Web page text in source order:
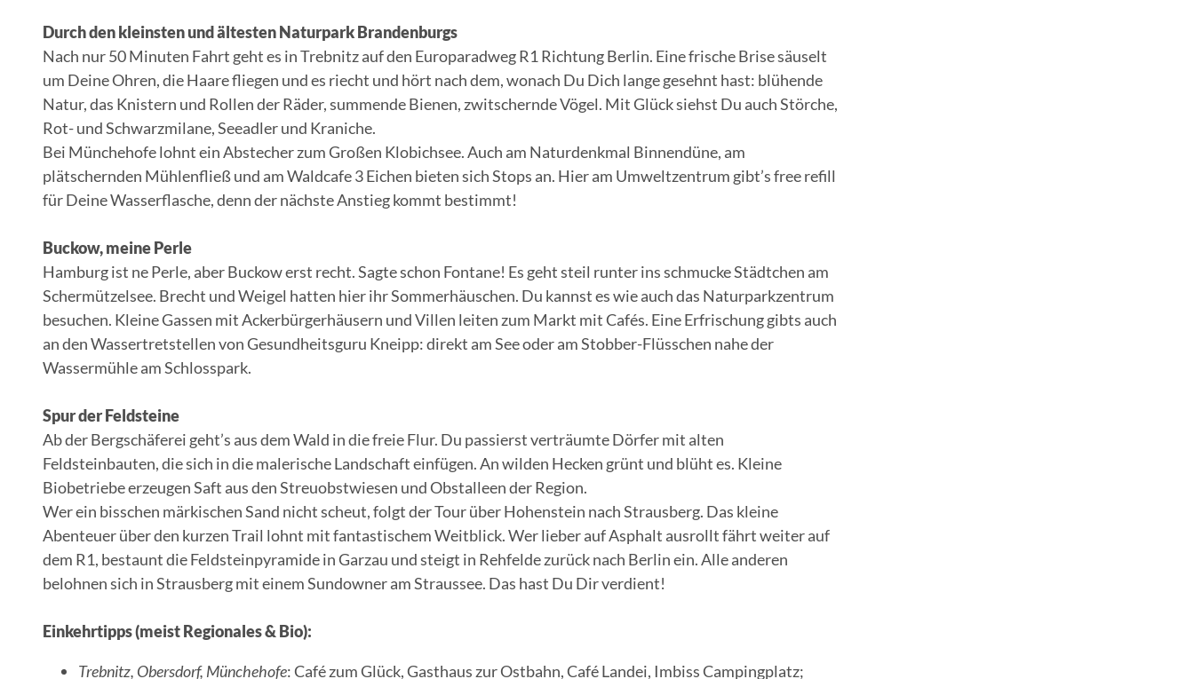
Durch den kleinsten und ältesten Naturpark Brandenburgs
Nach nur 50 Minuten Fahrt geht es in Trebnitz auf den Europaradweg R1 Richtung Berlin. Eine frische Brise säuselt
um Deine Ohren, die Haare fliegen und es riecht und hört nach dem, wonach Du Dich lange gesehnt hast: blühende
Natur, das Knistern und Rollen der Räder, summende Bienen, zwitschernde Vögel. Mit Glück siehst Du auch Störche,
Rot- und Schwarzmilane, Seeadler und Kraniche.
Bei Münchehofe lohnt ein Abstecher zum Großen Klobichsee. Auch am Naturdenkmal Binnendüne, am
plätschernden Mühlenfließ und am Waldcafe 3 Eichen bieten sich Stops an. Hier am Umweltzentrum gibt’s free refill
für Deine Wasserflasche, denn der nächste Anstieg kommt bestimmt!
Buckow, meine Perle
Hamburg ist ne Perle, aber Buckow erst recht. Sagte schon Fontane! Es geht steil runter ins schmucke Städtchen am
Schermützelsee. Brecht und Weigel hatten hier ihr Sommerhäuschen. Du kannst es wie auch das Naturparkzentrum
besuchen. Kleine Gassen mit Ackerbürgerhäusern und Villen leiten zum Markt mit Cafés. Eine Erfrischung gibts auch
an den Wassertretstellen von Gesundheitsguru Kneipp: direkt am See oder am Stobber-Flüsschen nahe der
Wassermühle am Schlosspark.
Spur der Feldsteine
Ab der Bergschäferei geht’s aus dem Wald in die freie Flur. Du passierst verträumte Dörfer mit alten
Feldsteinbauten, die sich in die malerische Landschaft einfügen. An wilden Hecken grünt und blüht es. Kleine
Biobetriebe erzeugen Saft aus den Streuobstwiesen und Obstalleen der Region.
Wer ein bisschen märkischen Sand nicht scheut, folgt der Tour über Hohenstein nach Strausberg. Das kleine
Abenteuer über den kurzen Trail lohnt mit fantastischem Weitblick. Wer lieber auf Asphalt ausrollt fährt weiter auf
dem R1, bestaunt die Feldsteinpyramide in Garzau und steigt in Rehfelde zurück nach Berlin ein. Alle anderen
belohnen sich in Strausberg mit einem Sundowner am Straussee. Das hast Du Dir verdient!
Einkehrtipps (meist Regionales & Bio):
Trebnitz, Obersdorf, Münchehofe: Café zum Glück, Gasthaus zur Ostbahn, Café Landei, Imbiss Campingplatz;